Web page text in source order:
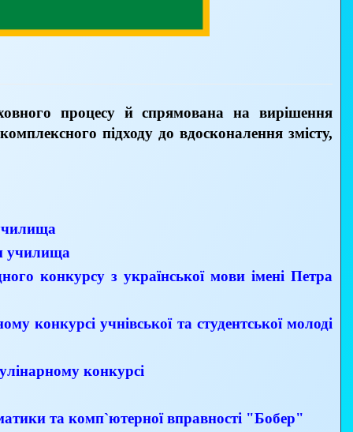
процесу й спрямована на вирішення
підходу до вдос­коналення змісту,
училища
конкурсу з української мови імені Петра
конкурсі учнівської та студентської молоді
конкурсі
та комп`ютерної вправності "Бобер"